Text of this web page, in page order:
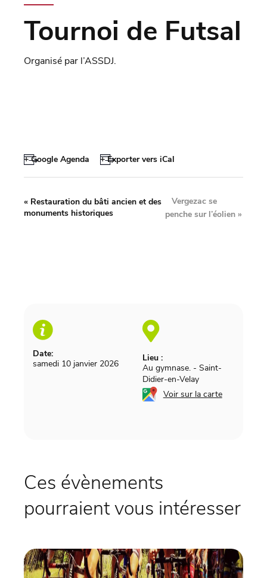
Tournoi de Futsal
Organisé par l’ASSDJ.
+ Google Agenda + Exporter vers iCal
Date:
samedi 10 janvier 2026
Lieu :
Au gymnase. - Saint-
Didier-en-Velay
Voir sur la carte
« Restauration du bâti ancien et des
monuments historiques
Vergezac se
penche sur l’éolien »
Ces évènements
pourraient vous intéresser